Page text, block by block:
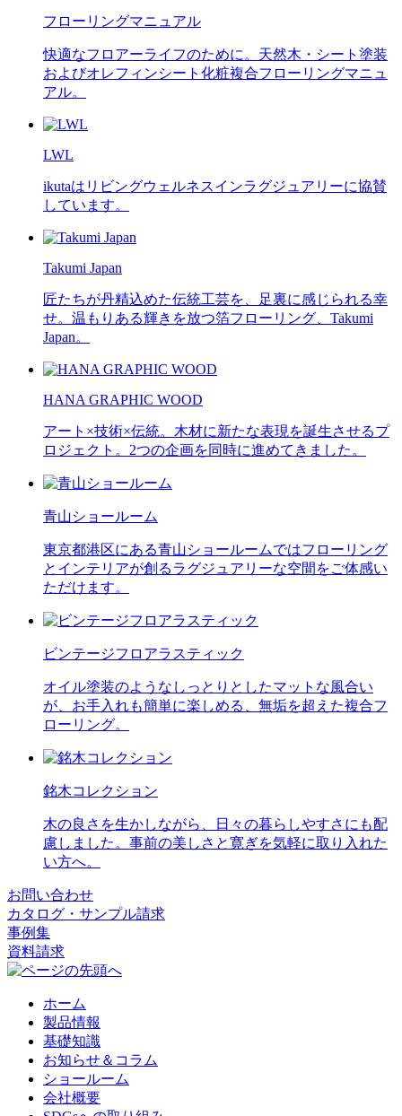
フローリングマニュアル
快適なフロアーライフのために。天然木・シート塗装
およびオレフィンシート化粧複合フローリングマニュ
アル。
LWL
ikutaはリビングウェルネスインラグジュアリーに協賛
しています。
Takumi Japan
匠たちが丹精込めた伝統工芸を、足裏に感じられる幸
せ。温もりある輝きを放つ箔フローリング、Takumi
Japan。
HANA GRAPHIC WOOD
アート×技術×伝統。木材に新たな表現を誕生させるプ
ロジェクト。2つの企画を同時に進めてきました。
青山ショールーム
東京都港区にある青山ショールームではフローリング
とインテリアが創るラグジュアリーな空間をご体感い
ただけます。
ビンテージフロアラスティック
オイル塗装のようなしっとりとしたマットな風合い
が、お手入れも簡単に楽しめる、無垢を超えた複合フ
ローリング。
銘木コレクション
木の良さを生かしながら、日々の暮らしやすさにも配
慮しました。事前の美しさと寛ぎを気軽に取り入れた
い方へ。
お問い合わせ
カタログ・サンプル請求
事例集
資料請求
ホーム
製品情報
基礎知識
お知らせ＆コラム
ショールーム
会社概要